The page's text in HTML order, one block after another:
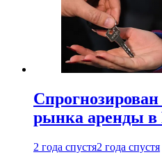
рынка аренды в
2 года спустя2 года спустя